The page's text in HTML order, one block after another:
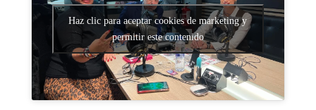
Haz clic para aceptar cookies de marketing y
permitir este contenido